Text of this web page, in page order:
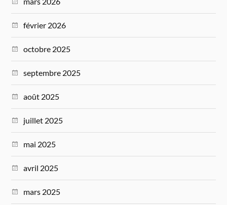
février 2026
octobre 2025
septembre 2025
août 2025
juillet 2025
mai 2025
avril 2025
mars 2025